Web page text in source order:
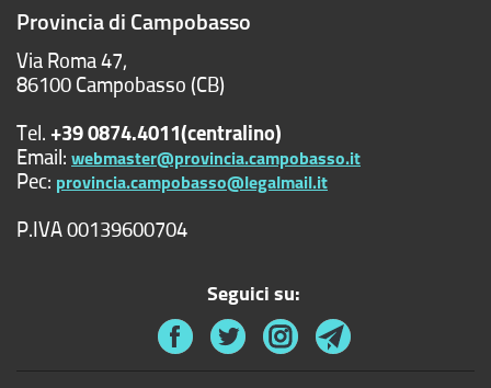
Provincia di Campobasso
Via Roma 47,
86100 Campobasso (CB)
Tel.+39 0874.4011(centralino)
Email:webmaster@provincia.campobasso.it
Pec: provincia.campobasso@legalmail.it
P.IVA 00139600704
Seguici su: